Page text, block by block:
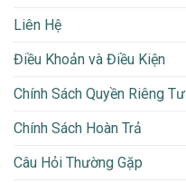
Liên Hệ
Điều Khoản và Điều Kiện
Chính Sách Quyền Riêng Tư
Chính Sách Hoàn Trả
Câu Hỏi Thường Gặp